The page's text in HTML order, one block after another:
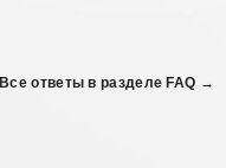
Все ответы в разделе FAQ →